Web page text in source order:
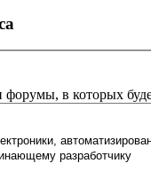
в которых